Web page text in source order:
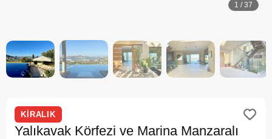
1 /37
KİRALIK
Yalıkavak Körfezi ve Marina Manzaralı